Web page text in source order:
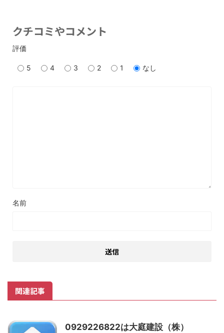
クチコミやコメント
評価
5 4 3 2 1 なし
名前
関連記事
0929226822は大庭建設（株）